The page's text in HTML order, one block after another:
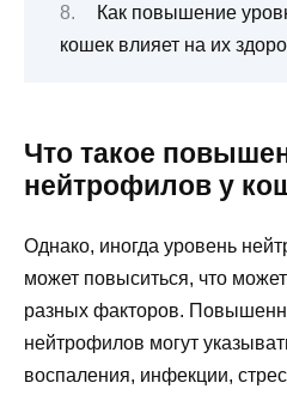
Как повышение
кошек влияет на их
Что такое
нейтрофилов у
Однако, иногда уровень
может повыситься, что
разных факторов.
нейтрофилов могут
воспаления, инфекции,